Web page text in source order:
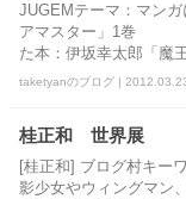
JUGEMテーマ：マン
アマスター」1
た本：伊坂幸太郎「魔
taketyanのブログ |
桂正和 世界展
[桂正和] ブログ村キー
影少女やウィングマン